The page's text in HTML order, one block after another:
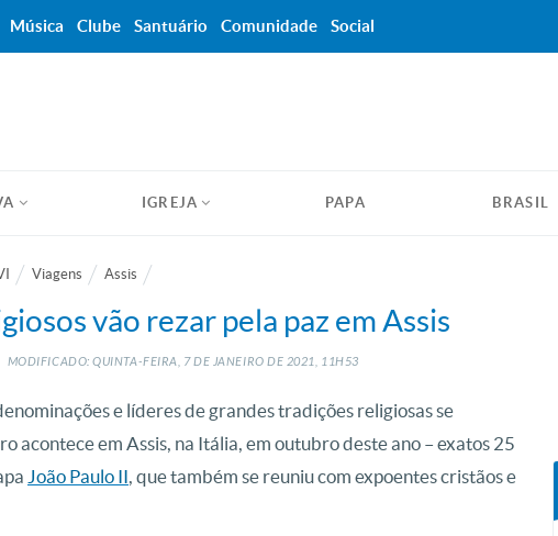
IGREJA PAPA BRASIL
Viagens Assis
vão rezar pela paz em Assis
MODIFICADO: QUINTA-FEIRA, 7DE JANEIRO DE 2021, 11H53
e líderes de grandes tradições religiosas se
acontece em Assis, na Itália, em outubro deste ano – exatos 25
João Paulo II, que também se reuniu com expoentes cristãos e
Música Clube Santuário Comunidade Social